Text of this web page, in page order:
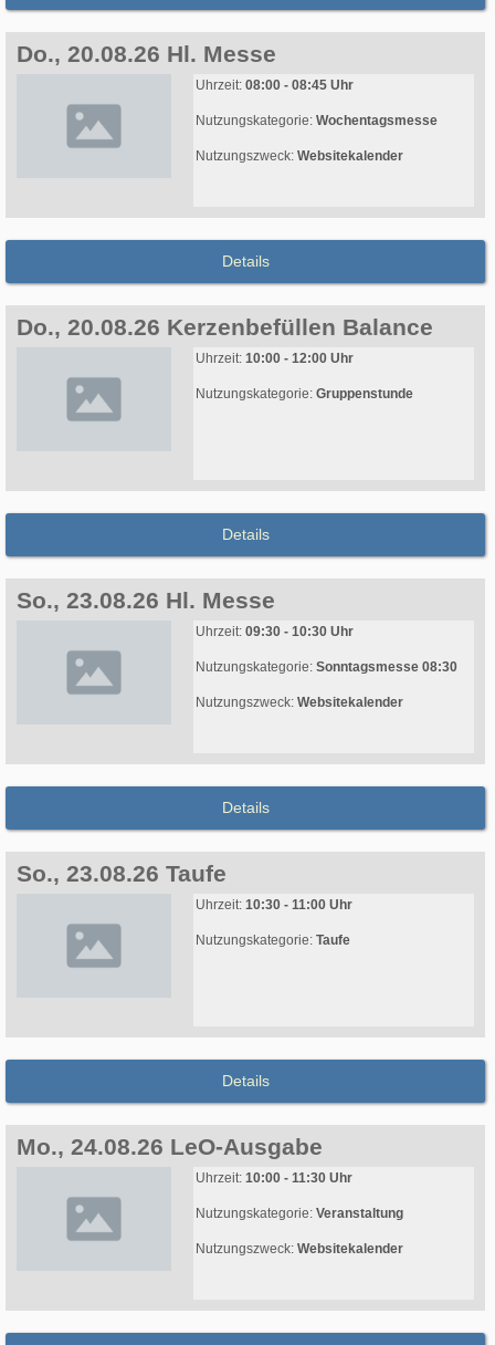
Do., 20.08.26 Hl. Messe
Uhrzeit: 08:00 - 08:45 Uhr
Nutzungskategorie: Wochentagsmesse
Nutzungszweck: Websitekalender
Details
Do., 20.08.26 Kerzenbefüllen Balance
Uhrzeit: 10:00 - 12:00 Uhr
Nutzungskategorie: Gruppenstunde
Details
So., 23.08.26 Hl. Messe
Uhrzeit: 09:30 - 10:30 Uhr
Nutzungskategorie: Sonntagsmesse 08:30
Nutzungszweck: Websitekalender
Details
So., 23.08.26 Taufe
Uhrzeit: 10:30 - 11:00 Uhr
Nutzungskategorie: Taufe
Details
Mo., 24.08.26 LeO-Ausgabe
Uhrzeit: 10:00 - 11:30 Uhr
Nutzungskategorie: Veranstaltung
Nutzungszweck: Websitekalender